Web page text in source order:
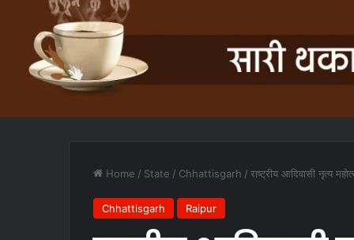
Home / State / Chhattisgarh / राष्ट्रीय आदिवासी नृत्य
Chhattisgarh Raipur